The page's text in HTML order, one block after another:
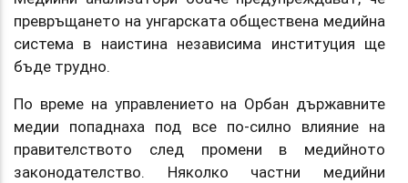
превръщането на унгарската обществена медийна
система в наистина независима институция ще
бъде трудно.
По време на управлението на Орбан държавните
медии попаднаха под все по-силно влияние на
правителството след промени в медийното
законодателство. Няколко частни медийни